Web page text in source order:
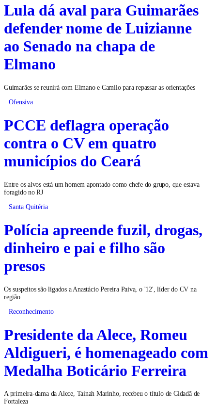
Lula dá aval para Guimarães
defender nome de Luizianne
ao Senado na chapa de
Elmano
Guimarães se reunirá com Elmano e Camilo para repassar as orientações
Ofensiva
PCCE deflagra operação
contra o CV em quatro
municípios do Ceará
Entre os alvos está um homem apontado como chefe do grupo, que estava
foragido no RJ
Santa Quitéria
Polícia apreende fuzil, drogas,
dinheiro e pai e filho são
presos
Os suspeitos são ligados a Anastácio Pereira Paiva, o '12', líder do CV na
região
Reconhecimento
Presidente da Alece, Romeu
Aldigueri, é homenageado com
Medalha Boticário Ferreira
A primeira-dama da Alece, Tainah Marinho, recebeu o título de Cidadã de
Fortaleza